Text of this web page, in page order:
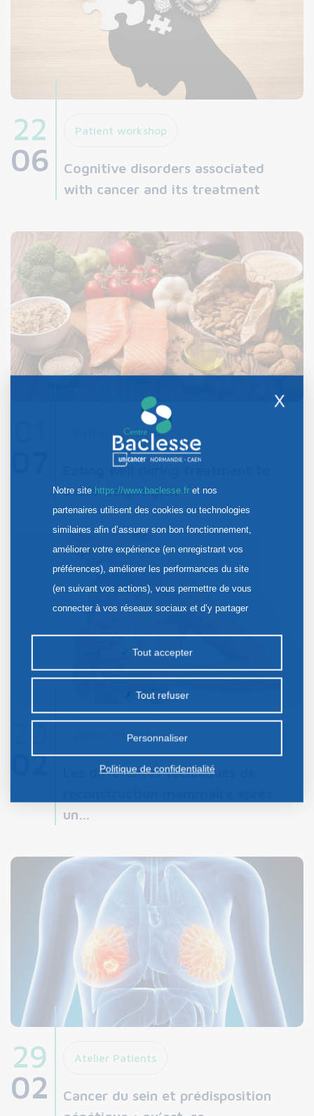
22
06
Patient workshop
Cognitive disorders associated
with cancer and its treatment
Patient workshop
Eating well during treatment to
avoid weight gain
20
02
Atelier Patients
Les différentes techniques de
un…
29
02
Atelier Patients
Cancer du sein et prédisposition
X
Notre site https://www.baclesse.fret nos
partenaires utilisent des cookies ou technologies
similaires afin d’assurer son bon fonctionnement,
améliorer votre expérience (en enregistrant vos
préférences), améliorer les performances du site
(en suivant vos actions), vous permettre de vous
connecter à vos réseaux sociaux et d’y partager
la publicité personnalisée sur notre site ou ceux de
nos partenaires. Certains traceurs non classés
préalable.
Tout accepter
Tout refuser
Personnaliser
Politique de confidentialité